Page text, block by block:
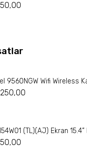
9560NGW Wifi Wireless
(TL)(AJ) Ekran